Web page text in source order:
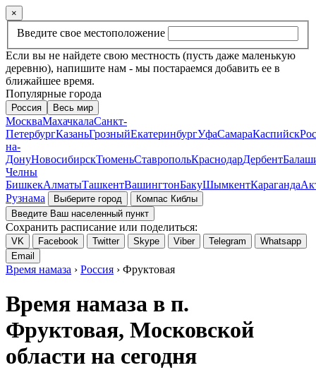
×
Введите свое местоположение
Если вы не найдете свою местность (пусть даже маленькую
деревню), напишите нам - мы постараемся добавить ее в
ближайшее время.
Популярные города
Россия Весь мир
МоскваМахачкалаСанкт-
ПетербургКазаньГрозныйЕкатеринбургУфаСамараКаспийск
на-
ДонуНовосибирскТюменьСтавропольКраснодарДербент
Челны
БишкекАлматыТашкентВашингтонБакуШымкентКараганда
Рузнама
Выберите город
Компас Киблы
Введите Ваш населенный пункт
Сохранить расписание или поделиться:
VK Facebook Twitter Skype Viber Telegram
Whatsapp
Email
Время намаза › Россия › Фруктовая
Время намаза в п.
Фруктовая, Московской
области на сегодня